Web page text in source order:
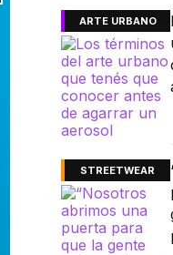
ARTE URBANO
STREETWEAR